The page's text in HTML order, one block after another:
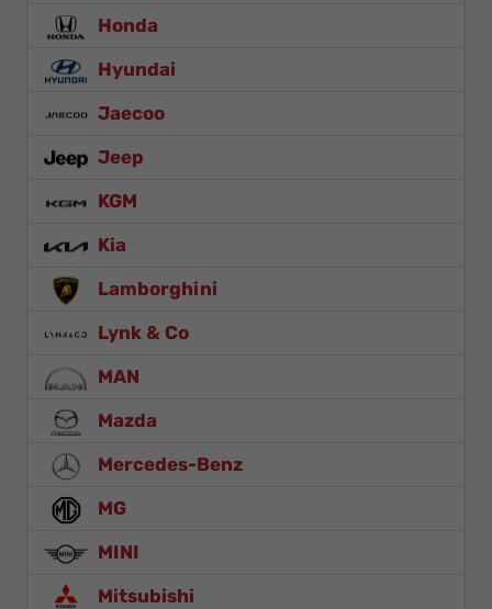
Honda
Hyundai
Jaecoo
Jeep
KGM
Kia
Lamborghini
Lynk & Co
MAN
Mazda
Mercedes-Benz
MG
MINI
Mitsubishi